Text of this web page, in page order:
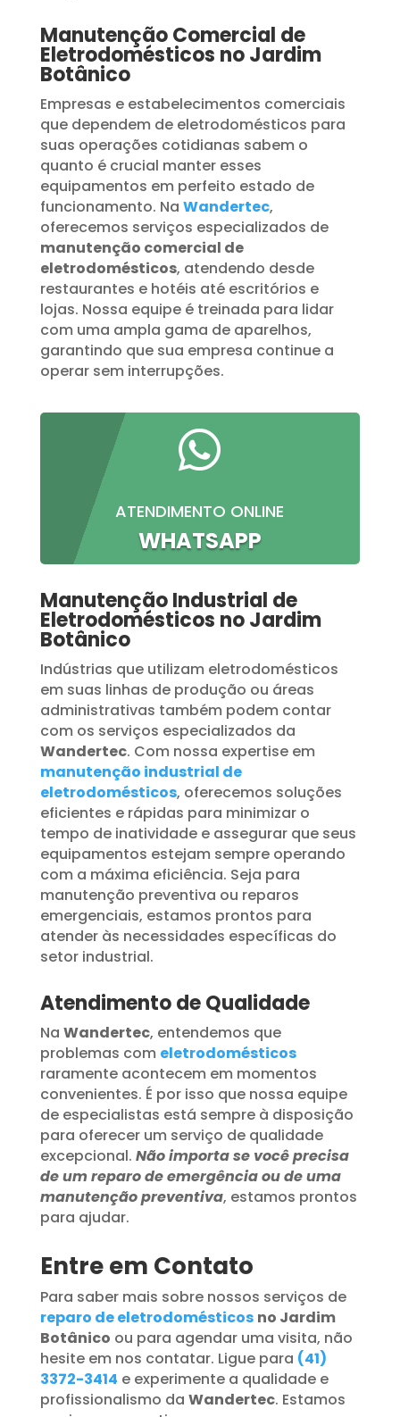
Manutenção Comercial de
Eletrodomésticos no Jardim
Botânico
Empresas e estabelecimentos comerciais
que dependem de eletrodomésticos para
suas operações cotidianas sabem o
quanto é crucial manter esses
equipamentos em perfeito estado de
funcionamento. Na Wandertec,
oferecemos serviços especializados de
manutenção comercial de
eletrodomésticos, atendendo desde
restaurantes e hotéis até escritórios e
lojas. Nossa equipe é treinada para lidar
com uma ampla gama de aparelhos,
garantindo que sua empresa continue a
operar sem interrupções.

ATENDIMENTO ONLINE
WHATSAPP
Manutenção Industrial de
Eletrodomésticos no Jardim
Botânico
Indústrias que utilizam eletrodomésticos
em suas linhas de produção ou áreas
administrativas também podem contar
com os serviços especializados da
Wandertec. Com nossa expertise em
manutenção industrial de
eletrodomésticos, oferecemos soluções
eficientes e rápidas para minimizar o
tempo de inatividade e assegurar que seus
equipamentos estejam sempre operando
com a máxima eficiência. Seja para
manutenção preventiva ou reparos
emergenciais, estamos prontos para
atender às necessidades específicas do
setor industrial.
Atendimento de Qualidade
Na Wandertec, entendemos que
problemas com eletrodomésticos
raramente acontecem em momentos
convenientes. É por isso que nossa equipe
de especialistas está sempre à disposição
para oferecer um serviço de qualidade
excepcional. Não importa se você precisa
de um reparo de emergência ou de uma
manutenção preventiva, estamos prontos
para ajudar.
Entre em Contato
Para saber mais sobre nossos serviços de
reparo de eletrodomésticos no Jardim
Botânico ou para agendar uma visita, não
hesite em nos contatar. Ligue para (41)
3372-3414 e experimente a qualidade e
profissionalismo da Wandertec. Estamos